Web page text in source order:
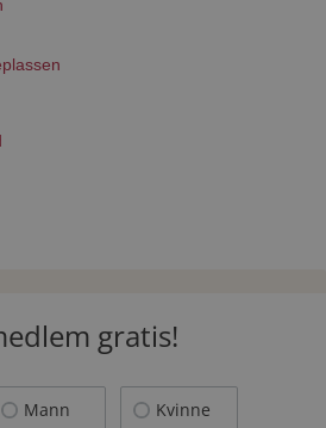
gratis!
Mann Kvinne